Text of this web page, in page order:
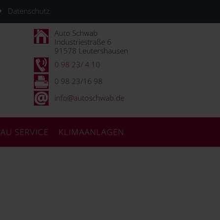
Datenschutz
Auto Schwab
Industriestraße 6
91578 Leutershausen
0 98 23/ 4 10
0 98 23/16 98
info@autoschwab.de
SERVICE KLIMAANLAGEN